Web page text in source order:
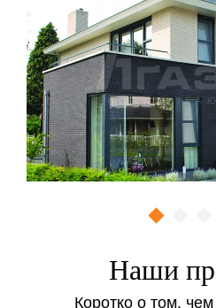
Наши
Коротко о том,